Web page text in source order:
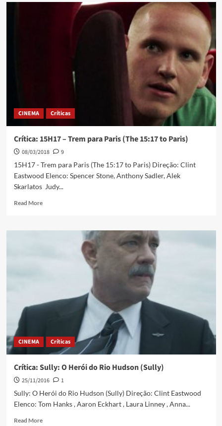
CINEMA Críticas
Crítica: 15H17 – Trem para Paris (The 15:17 to Paris)
08/03/2018
9
15H17 - Trem para Paris (The 15:17 to Paris) Direção: Clint
Eastwood Elenco: Spencer Stone, Anthony Sadler, Alek
Skarlatos Judy...
Read More
CINEMA Críticas
Crítica: Sully: O Herói do Rio Hudson (Sully)
25/11/2016
1
Sully: O Herói do Rio Hudson (Sully) Direção: Clint Eastwood
Elenco: Tom Hanks , Aaron Eckhart , Laura Linney , Anna...
Read More